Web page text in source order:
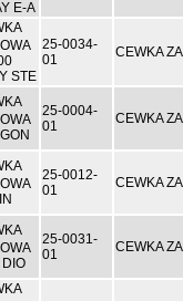
25-0034-
01
CEWKA
25-0004-
01
CEWKA
25-0012-
01
CEWKA
25-0031-
01
CEWKA